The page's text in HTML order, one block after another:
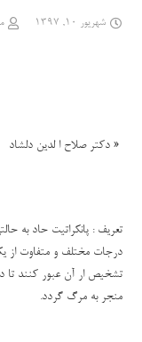
شهریور 10, 1397
« دکتر صلاح ا لدین دلشاد
تعریف : پانکراتیت حاد به
درجات مختلف و متفاوت از
تشخیص ار آن عبور کنند تا
منجر به مرگ گردد.